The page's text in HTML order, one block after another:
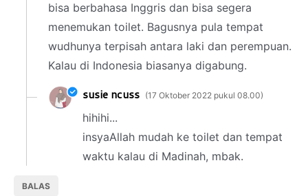
bisa berbahasa Inggris dan bisa segera
menemukan toilet. Bagusnya pula tempat
wudhunya terpisah antara laki dan perempuan.
Kalau di Indonesia biasanya digabung.
BALAS
susie ncuss 17 Oktober 2022 pukul 08.00
hihihi...
insyaAllah mudah ke toilet dan tempat
waktu kalau di Madinah, mbak.